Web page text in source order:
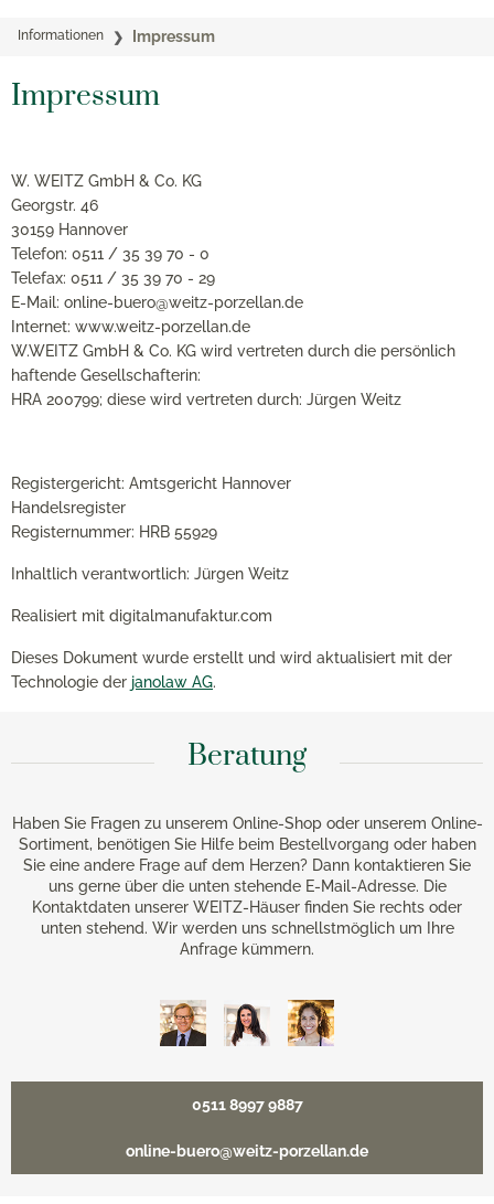
Informationen Impressum
Impressum
W. WEITZ GmbH & Co. KG
Georgstr. 46
30159 Hannover
Telefon: 0511 / 35 39 70 - 0
Telefax: 0511 / 35 39 70 - 29
E-Mail: online-buero@weitz-porzellan.de
Internet: www.weitz-porzellan.de
W.WEITZ GmbH & Co. KG wird vertreten durch die persönlich
haftende Gesellschafterin:
HRA 200799; diese wird vertreten durch: Jürgen Weitz
Registergericht: Amtsgericht Hannover
Handelsregister
Registernummer: HRB 55929
Inhaltlich verantwortlich: Jürgen Weitz
Realisiert mit digitalmanufaktur.com
Dieses Dokument wurde erstellt und wird aktualisiert mit der
Technologie der janolaw AG.
Beratung
Haben Sie Fragen zu unserem Online-Shop oder unserem Online-
Sortiment, benötigen Sie Hilfe beim Bestellvorgang oder haben
Sie eine andere Frage auf dem Herzen? Dann kontaktieren Sie
uns gerne über die unten stehende E-Mail-Adresse. Die
Kontaktdaten unserer WEITZ-Häuser finden Sie rechts oder
unten stehend. Wir werden uns schnellstmöglich um Ihre
Anfrage kümmern.
0511 8997 9887
online-buero@weitz-porzellan.de